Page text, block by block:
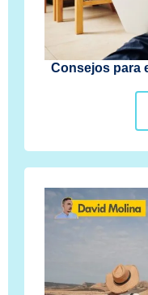
Consejos para